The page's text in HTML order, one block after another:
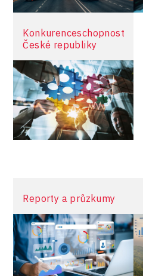
více informací
Konkurenceschopnost
České republiky
Reporty a průzkumy